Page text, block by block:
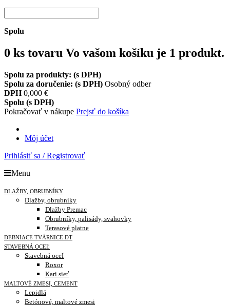
Spolu
0 ks tovaru Vo vašom košíku je 1 produkt.
Spolu za produkty: (s DPH)
Spolu za doručenie: (s DPH) Osobný odber
DPH 0,000 €
Spolu (s DPH)
Pokračovať v nákupe Prejsť do košíka
Môj účet
Prihlásiť sa / Registrovať
Menu
DLAŽBY, OBRUBNÍKY
Dlažby, obrubníky
Dlažby Premac
Obrubníky, palisády, svahovky
Terasové platne
DEBNIACE TVÁRNICE DT
STAVEBNÁ OCEĽ
Stavebná oceľ
Roxor
Kari sieť
MALTOVÉ ZMESI, CEMENT
Lepidlá
Betónové, maltové zmesi